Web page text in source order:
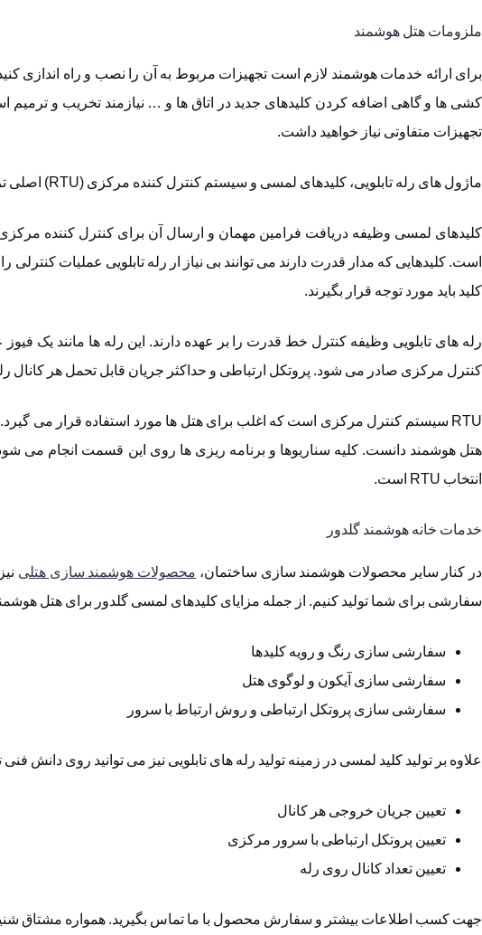
ملزومات هتل هوشمند
برای ارائه خدمات هوشمند لازم است تجهیزات مربوط به آن را نصب و راه اندازی
کشی ها و گاهی اضافه کردن کلیدهای جدید در اتاق ها و … نیازمند تخریب و ترمیم
تجهیزات متفاوتی نیاز خواهید داشت.
ماژول های رله تابلویی، کلیدهای لمسی و سیستم کنترل کننده مرکزی (RTU) اصلی ترین نیازهای شما برای یک هتل هوشمند خواهند بود.
کلیدهای لمسی وظیفه دریافت فرامین مهمان و ارسال آن برای کنترل کننده مرکزی
است. کلیدهایی که مدار قدرت دارند می توانند بی نیاز ار رله تابلویی عملیات
کلید باید مورد توجه قرار بگیرند.
رله های تابلویی وظیفه کنترل خط قدرت را بر عهده دارند. این رله ها مانند
کنترل مرکزی صادر می شود. پروتکل ارتباطی و حداکثر جریان قابل تحمل هر کانال
هتل هوشمند دانست. کلیه سناریوها و برنامه ریزی ها روی این قسمت انجام می شود.
انتخاب RTU است.
خدمات خانه هوشمند گلدور
در کنار سایر محصولات هوشمند سازی ساختمان، محصولات هوشمند سازی هتلی
سفارشی برای شما تولید کنیم. از جمله مزایای کلیدهای لمسی گلدور برای هتل
سفارشی سازی رنگ و رویه کلیدها
سفارشی سازی آیکون و لوگوی هتل
سفارشی سازی پروتکل ارتباطی و روش ارتباط با سرور
علاوه بر تولید کلید لمسی در زمینه تولید رله های تابلویی نیز می توانید روی
تعیین جریان خروجی هر کانال
تعیین پروتکل ارتباطی با سرور مرکزی
تعیین تعداد کانال روی رله
جهت کسب اطلاعات بیشتر و سفارش محصول با ما تماس بگیرید. همواره مشتاق